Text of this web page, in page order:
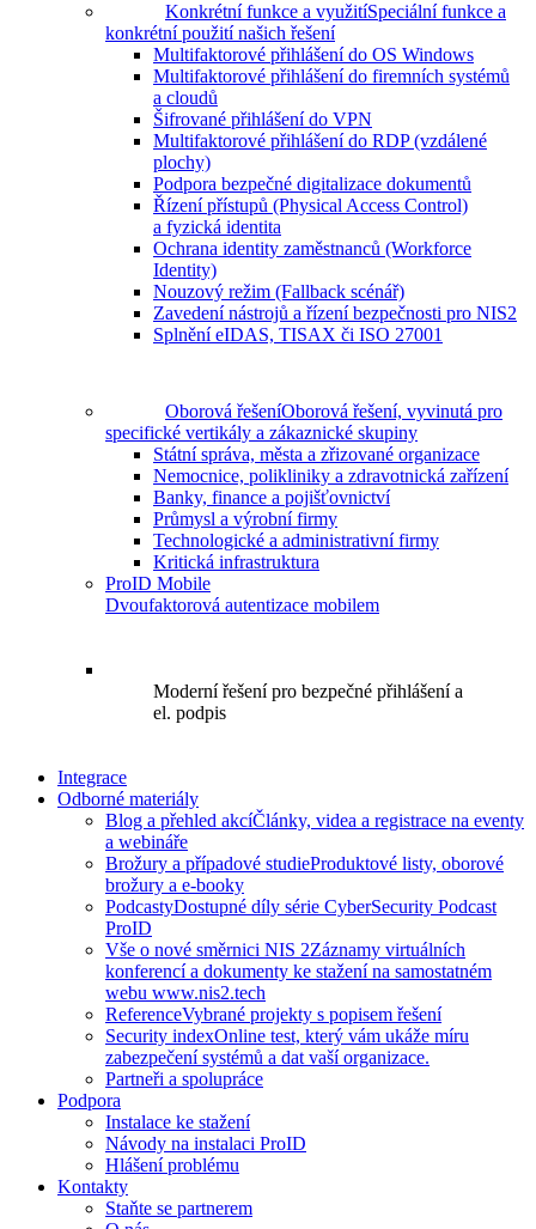
Konkrétní funkce a využitíSpeciální funkce a
konkrétní použití našich řešení
Multifaktorové přihlášení do OS Windows
Multifaktorové přihlášení do firemních systémů
a cloudů
Šifrované přihlášení do VPN
Multifaktorové přihlášení do RDP (vzdálené
plochy)
Podpora bezpečné digitalizace dokumentů
Řízení přístupů (Physical Access Control)
a fyzická identita
Ochrana identity zaměstnanců (Workforce
Identity)
Nouzový režim (Fallback scénář)
Zavedení nástrojů a řízení bezpečnosti pro NIS2
Splnění eIDAS, TISAX či ISO 27001
Oborová řešeníOborová řešení, vyvinutá pro
specifické vertikály a zákaznické skupiny
Státní správa, města a zřizované organizace
Nemocnice, polikliniky a zdravotnická zařízení
Banky, finance a pojišťovnictví
Průmysl a výrobní firmy
Technologické a administrativní firmy
Kritická infrastruktura
ProID Mobile
Dvoufaktorová autentizace mobilem
Moderní řešení pro bezpečné přihlášení a
el. podpis
Integrace
Odborné materiály
Blog a přehled akcíČlánky, videa a registrace na eventy
a webináře
Brožury a případové studieProduktové listy, oborové
brožury a e-booky
PodcastyDostupné díly série CyberSecurity Podcast
ProID
Vše o nové směrnici NIS 2Záznamy virtuálních
konferencí a dokumenty ke stažení na samostatném
webu www.nis2.tech
ReferenceVybrané projekty s popisem řešení
Security indexOnline test, který vám ukáže míru
zabezpečení systémů a dat vaší organizace.
Partneři a spolupráce
Podpora
Instalace ke stažení
Návody na instalaci ProID
Hlášení problému
Kontakty
Staňte se partnerem